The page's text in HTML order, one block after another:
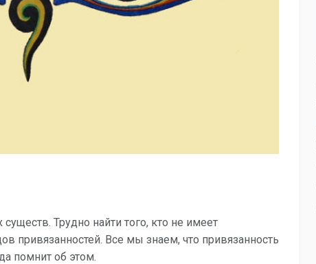
Трудно найти того, кто не имеет
привязанностей. Все мы знаем, что привязанность
помнит об этом.